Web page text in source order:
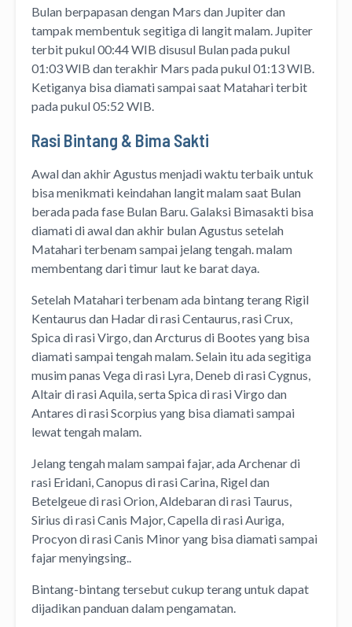
Bulan berpapasan dengan Mars dan Jupiter dan
tampak membentuk segitiga di langit malam. Jupiter
terbit pukul 00:44 WIB disusul Bulan pada pukul
01:03 WIB dan terakhir Mars pada pukul 01:13 WIB.
Ketiganya bisa diamati sampai saat Matahari terbit
pada pukul 05:52 WIB.
Rasi Bintang & Bima Sakti
Awal dan akhir Agustus menjadi waktu terbaik untuk
bisa menikmati keindahan langit malam saat Bulan
berada pada fase Bulan Baru. Galaksi Bimasakti bisa
diamati di awal dan akhir bulan Agustus setelah
Matahari terbenam sampai jelang tengah. malam
membentang dari timur laut ke barat daya.
Setelah Matahari terbenam ada bintang terang Rigil
Kentaurus dan Hadar di rasi Centaurus, rasi Crux,
Spica di rasi Virgo, dan Arcturus di Bootes yang bisa
diamati sampai tengah malam. Selain itu ada segitiga
musim panas Vega di rasi Lyra, Deneb di rasi Cygnus,
Altair di rasi Aquila, serta Spica di rasi Virgo dan
Antares di rasi Scorpius yang bisa diamati sampai
lewat tengah malam.
Jelang tengah malam sampai fajar, ada Archenar di
rasi Eridani, Canopus di rasi Carina, Rigel dan
Betelgeue di rasi Orion, Aldebaran di rasi Taurus,
Sirius di rasi Canis Major, Capella di rasi Auriga,
Procyon di rasi Canis Minor yang bisa diamati sampai
fajar menyingsing..
Bintang-bintang tersebut cukup terang untuk dapat
dijadikan panduan dalam pengamatan.